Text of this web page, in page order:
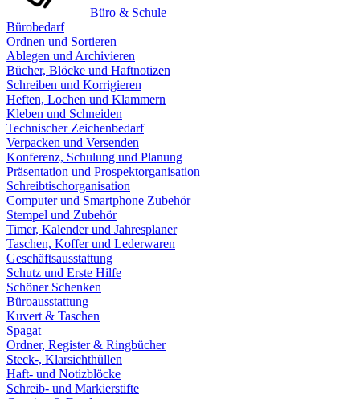
Büro & Schule
Bürobedarf
Ordnen und Sortieren
Ablegen und Archivieren
Bücher, Blöcke und Haftnotizen
Schreiben und Korrigieren
Heften, Lochen und Klammern
Kleben und Schneiden
Technischer Zeichenbedarf
Verpacken und Versenden
Konferenz, Schulung und Planung
Präsentation und Prospektorganisation
Schreibtischorganisation
Computer und Smartphone Zubehör
Stempel und Zubehör
Timer, Kalender und Jahresplaner
Taschen, Koffer und Lederwaren
Geschäftsausstattung
Schutz und Erste Hilfe
Schöner Schenken
Büroausstattung
Kuvert & Taschen
Spagat
Ordner, Register & Ringbücher
Steck-, Klarsichthüllen
Haft- und Notizblöcke
Schreib- und Markierstifte